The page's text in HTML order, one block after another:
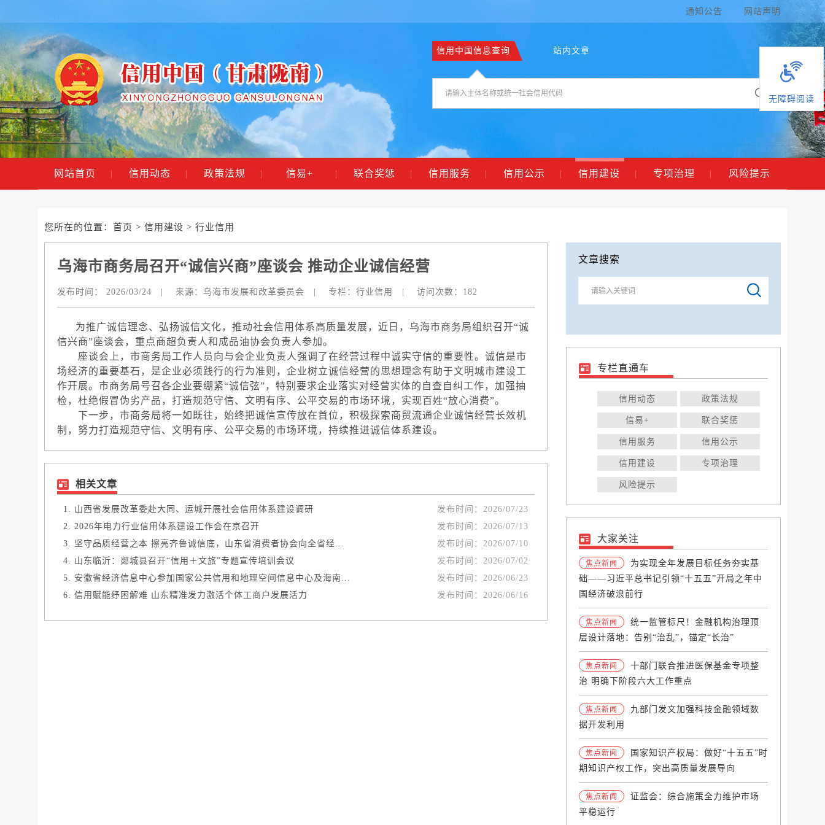
通知公告 网站声明
信用中国信息查询 站内文章
无障碍阅读
网站首页 | 信用动态 | 政策法规 | 信易+ | 联合奖惩 | 信用服务 | 信用公示 | 信用建设 | 专项治理 | 风险提示
您所在的位置： 首页 > 信用建设 > 行业信用
乌海市商务局召开“诚信兴商”座谈会 推动企业诚信经营
发布时间： 2026/03/24 来源： 乌海市发展和改革委员会 专栏： 行业信用 访问次数： 182
为推广诚信理念、弘扬诚信文化，推动社会信用体系高质量发展，近日，乌海市商务局组织召开“诚
信兴商”座谈会，重点商超负责人和成品油协会负责人参加。
座谈会上，市商务局工作人员向与会企业负责人强调了在经营过程中诚实守信的重要性。诚信是市
场经济的重要基石，是企业必须践行的行为准则，企业树立诚信经营的思想理念有助于文明城市建设工
作开展。市商务局号召各企业要绷紧“诚信弦”，特别要求企业落实对经营实体的自查自纠工作，加强抽
检，杜绝假冒伪劣产品，打造规范守信、文明有序、公平交易的市场环境，实现百姓“放心消费”。
下一步，市商务局将一如既往，始终把诚信宣传放在首位，积极探索商贸流通企业诚信经营长效机
制，努力打造规范守信、文明有序、公平交易的市场环境，持续推进诚信体系建设。
相关文章
山西省发展改革委赴大同、运城开展社会信用体系建设调研 发布时间： 2026/07/23
2026年电力行业信用体系建设工作会在京召开
发布时间： 2026/07/13
坚守品质经营之本 擦亮齐鲁诚信底，山东省消费者协会向全省经...
发布时间： 2026/07/10
山东临沂：郯城县召开“信用＋文旅”专题宣传培训会议
发布时间： 2026/07/02
安徽省经济信息中心参加国家公共信用和地理空间信息中心及海南...
发布时间： 2026/06/23
信用赋能纾困解难 山东精准发力激活个体工商户发展活力
发布时间： 2026/06/16
文章搜索
专栏直通车
信用动态 政策法规
信易+ 联合奖惩
信用服务 信用公示
信用建设 专项治理
风险提示
大家关注
焦点新闻
为实现全年发展目标任务夯实基
础——习近平总书记引领“十五五”开局之年中
国经济破浪前行
焦点新闻
统一监管标尺！金融机构治理顶
层设计落地：告别“治乱”，锚定“长治”
焦点新闻
十部门联合推进医保基金专项整
治 明确下阶段六大工作重点
焦点新闻
九部门发文加强科技金融领域数
据开发利用
焦点新闻
国家知识产权局：做好“十五五”时
期知识产权工作，突出高质量发展导向
焦点新闻
证监会：综合施策全力维护市场
平稳运行